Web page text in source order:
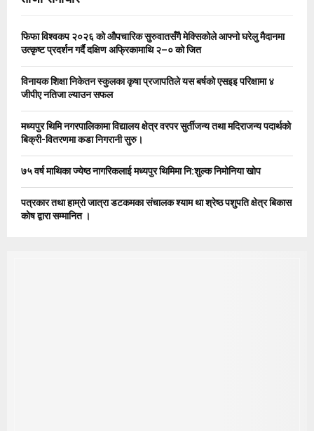
h
o
r
C
फिफा विश्वकप २०२६ को औपचारिक सुरुवातसँगै मेक्सिकोले आफ्नो घरेलु मैदानमा
उत्कृष्ट प्रदर्शन गर्दै दक्षिण अफ्रिकामाथि २–० को जित
विनायक शिक्षा निकेतन स्कुलका कृषा प्रजापतिले यस बर्षको एसइइ परिक्षामा ४
जीपीए नतिजा ल्याउन सफल
मध्यपुर थिमि नगरपालिकामा विद्यालय क्षेत्र वरपर सुर्तीजन्य तथा मदिराजन्य पदार्थको
बिक्री-वितरणमा कडा निगरानी सुरु।
७५ वर्ष माथिका ज्येष्ठ नागरिकलाई मध्यपुर थिमिमा नि:शुल्क निमोनिया खोप
पत्रकार तथा हाम्रो जात्रा डटकमका संचालक श्याम था श्रेष्ठ पशुपति क्षेत्र बिकास
कोष द्वारा सम्मानित ।